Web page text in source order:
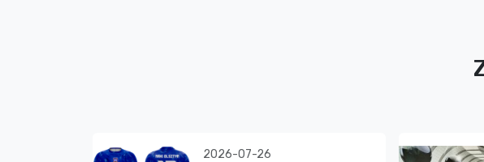
2026-07-26